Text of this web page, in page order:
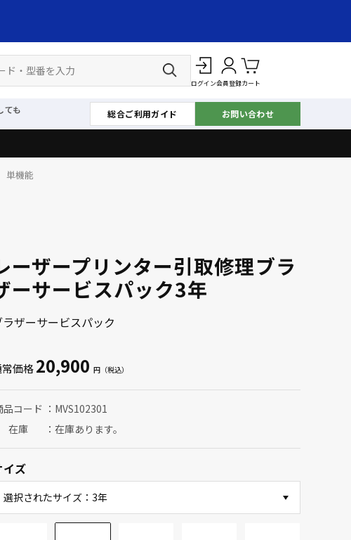
ログイン会員登録カート
ても 総合ご利用ガイド お問い合わせ
単機能
ーザープリンター引取修理ブラ
ーサービスパック3年
ラザーサービスパック
価格20,900
品コード
MVS102301
在庫
在庫あります。
イズ
選択されたサイズ：3年